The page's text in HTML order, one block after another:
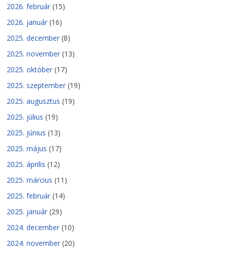
2026. február (15)
2026. január (16)
2025. december (8)
2025. november (13)
2025. október (17)
2025. szeptember (19)
2025. augusztus (19)
2025. július (19)
2025. június (13)
2025. május (17)
2025. április (12)
2025. március (11)
2025. február (14)
2025. január (29)
2024. december (10)
2024. november (20)